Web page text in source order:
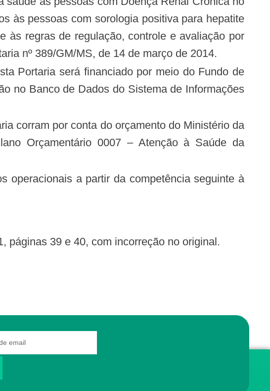
às pessoas com sorologia positiva para hepatite
às regras de regulação, controle e avaliação por
nº 389/GM/MS, de 14 de março de 2014.
no Banco de Dados do Sistema de Informações
Orçamentário 0007 – Atenção à Saúde da
páginas 39 e 40, com incorreção no original.